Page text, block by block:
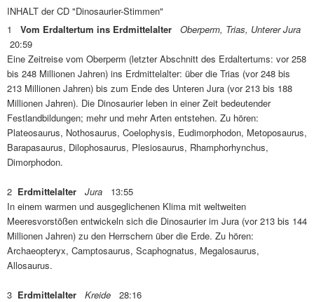
INHALT der CD "Dinosaurier-Stimmen"
1
Vom Erdaltertum ins Erdmittelalter Oberperm, Trias, Unterer Jura
20:59
Eine Zeitreise vom Oberperm (letzter Abschnitt des Erdaltertums: vor 258
bis 248 Millionen Jahren) ins Erdmittelalter: über die Trias (vor 248 bis
213 Millionen Jahren) bis zum Ende des Unteren Jura (vor 213 bis 188
Millionen Jahren). Die Dinosaurier leben in einer Zeit bedeutender
Festlandbildungen; mehr und mehr Arten entstehen. Zu hören:
Plateosaurus, Nothosaurus, Coelophysis, Eudimorphodon, Metoposaurus,
Barapasaurus, Dilophosaurus, Plesiosaurus, Rhamphorhynchus,
Dimorphodon.
2 Erdmittelalter Jura 13:55
In einem warmen und ausgeglichenen Klima mit weltweiten
Meeresvorstößen entwickeln sich die Dinosaurier im Jura (vor 213 bis 144
Millionen Jahren) zu den Herrschern über die Erde. Zu hören:
Archaeopteryx, Camptosaurus, Scaphognatus, Megalosaurus,
Allosaurus.
3 Erdmittelalter Kreide 28:16